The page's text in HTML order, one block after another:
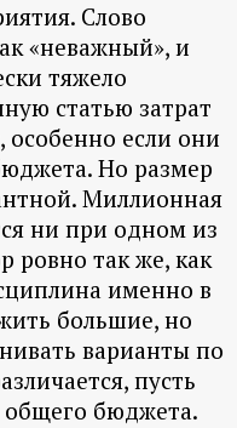
Слово
«неважный», и
тяжело
статью затрат
особенно если они
Но размер
Миллионная
ни при одном из
ровно так же, как
именно в
большие, но
варианты по
пусть
бюджета.